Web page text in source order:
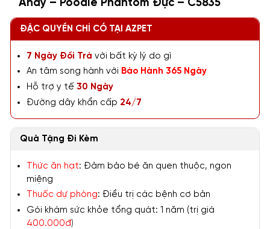
Andy – Poodle Phantom Đực – C5835
ĐẶC QUYỀN CHỈ CÓ TẠI AZPET
7 Ngày Đổi Trả với bất kỳ lý do gì
An tâm song hành với Bảo Hành 365 Ngày
Hỗ trợ y tế 30 Ngày
Đường dây khẩn cấp 24/7
Quà Tặng Đi Kèm
Thức ăn hạt: Đảm bảo bé ăn quen thuộc, ngon
miệng
Thuốc dự phòng: Điều trị các bệnh cơ bản
Gói khám sức khỏe tổng quát: 1 năm (trị giá
400.000đ)